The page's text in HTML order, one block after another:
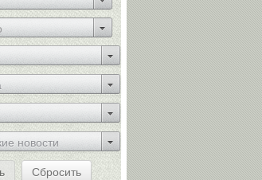
новости
Сбросить